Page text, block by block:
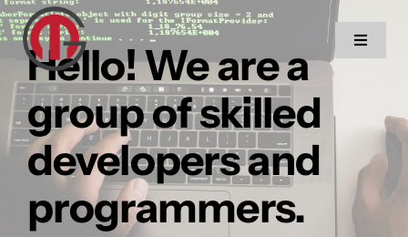
Skip
to
content
Toggle
Home
Diensten
Projecten
Hello! We are a
group of skilled
developers and
programmers.